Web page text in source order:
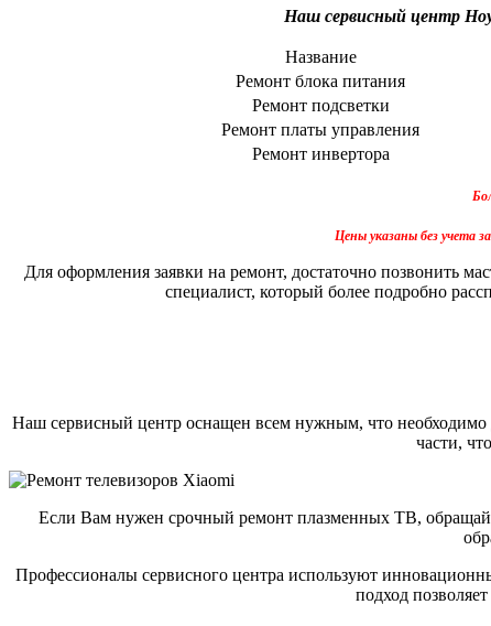
Наш сервисный центр
Название
Ремонт блока питания
Ремонт подсветки
Ремонт платы управления
Ремонт инвертора
Цены указаны без учета
Для оформления заявки на ремонт, достаточно позвонить
специалист, который более подробно
Наш сервисный центр оснащен всем нужным, что необходимо
части,
Если Вам нужен срочный ремонт плазменных ТВ,
Профессионалы сервисного центра используют
подход